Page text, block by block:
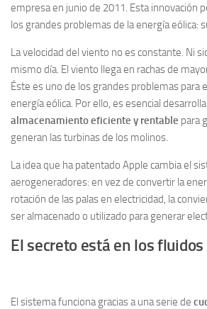
empresa en junio de 2011. Esta innovación
los grandes problemas de la energía eólica:
La velocidad del viento no es constante. Ni
mismo día. El viento llega en rachas de
Éste es uno de los grandes problemas para
energía eólica. Por ello, es esencial
almacenamiento eficiente y rentable para
generan las turbinas de los molinos.
La idea que ha patentado Apple cambia el
aerogeneradores: en vez de convertir la
rotación de las palas en electricidad, la
ser almacenado o utilizado para generar
El secreto está en los fluidos
El sistema funciona gracias a una serie de